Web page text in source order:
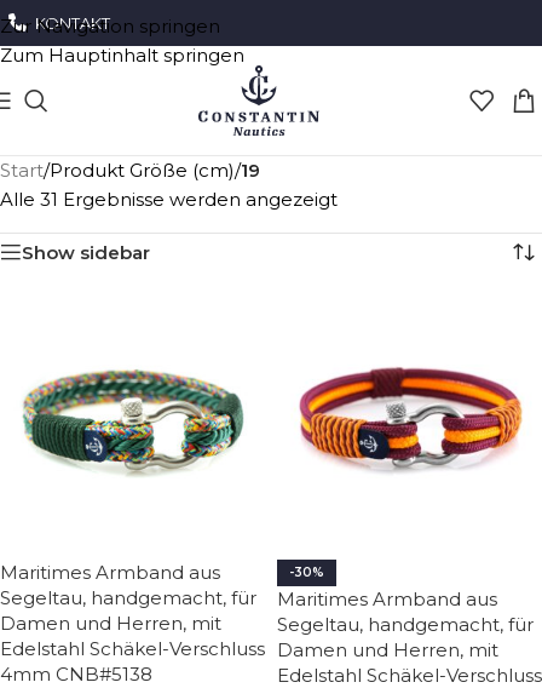
Zur Navigation springen
Zum Hauptinhalt springen
KONTAKT
Start/Produkt Größe (cm)/19
Alle 31 Ergebnisse werden angezeigt
Show sidebar
Maritimes Armband aus
Segeltau, handgemacht, für
Damen und Herren, mit
Edelstahl Schäkel-Verschluss
4mm CNB#5138
-30%
Maritimes Armband aus
Segeltau, handgemacht, für
Damen und Herren, mit
Edelstahl Schäkel-Verschluss